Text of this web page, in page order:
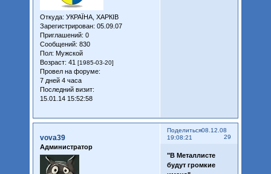
Откуда: УКРАЇНА, ХАРКІВ
Зарегистрирован: 05.09.07
Приглашений: 0
Сообщений: 830
Пол: Мужской
Возраст: 41 [1985-03-20]
Провел на форуме:
7 дней 4 часа
Последний визит:
15.01.14 15:52:58
Поделиться
29
08.12.08
19:08:21
vova39
Администратор
"В Металлисте
будут громкие